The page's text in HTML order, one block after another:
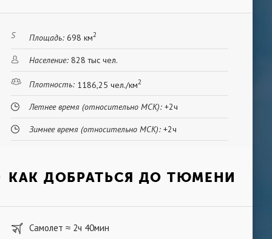
Площадь: 698 км2
Население: 828 тыс чел.
Плотность: 1186,25 чел./км2
Летнее время (относительно МСК): +2ч
Зимнее время (относительно МСК): +2ч
КАК ДОБРАТЬСЯ ДО ТЮМЕНИ
Самолет ≈ 2ч 40мин